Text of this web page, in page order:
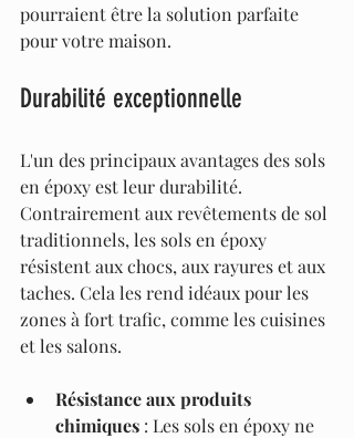
pourraient être la solution parfaite
pour votre maison.
Durabilité exceptionnelle
L'un des principaux avantages des sols
en époxy est leur durabilité.
Contrairement aux revêtements de sol
traditionnels, les sols en époxy
résistent aux chocs, aux rayures et aux
taches. Cela les rend idéaux pour les
zones à fort trafic, comme les cuisines
et les salons.
Résistance aux produits
chimiques : Les sols en époxy ne